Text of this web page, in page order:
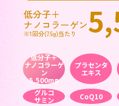
低分子＋
ナノコラーゲン
※1回分(7.5g)当たり
低分子＋
ナノコラーゲ
ン
5,500mg
プラセンタ
エキス
グルコ
サミン CoQ10